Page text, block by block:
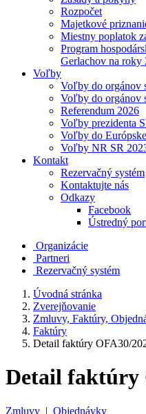
Rozpočet
Majetkové
Miestny poplatok
Program
Gerlachov na roky
Voľby
Voľby do orgánov
Voľby do orgánov
Referendum 2026
Voľby prezidenta
Voľby do
Voľby NR SR
Kontakt
Rezervačný systém
Kontaktujte nás
Odkazy
Facebook
Ústredný
Organizácie
Partneri
Rezervačný systém
Úvodná stránka
Zverejňovanie
Zmluvy, Faktúry,
Faktúry
Detail faktúry OFA30/
Detail faktúry
Zmluvy | Objednávky